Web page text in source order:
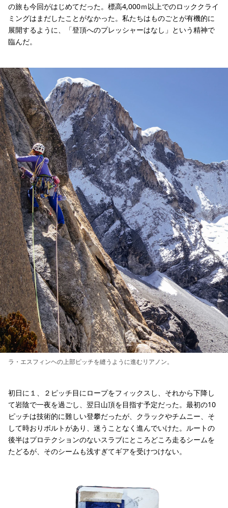
の旅も今回がはじめてだった。標高4,000ｍ以上でのロッククライ
ミングはまだしたことがなかった。私たちはものごとが有機的に
展開するように、「登頂へのプレッシャーはなし」という精神で
臨んだ。
ラ・エスフィンヘの上部ピッチを縫うように進むリアノン。
初日に１、２ピッチ目にロープをフィックスし、それから下降し
て岩陰で一夜を過ごし、翌日山頂を目指す予定だった。最初の10
ピッチは技術的に難しい登攀だったが、クラックやチムニー、そ
して時おりボルトがあり、迷うことなく進んでいけた。ルートの
後半はプロテクションのないスラブにところどころ走るシームを
たどるが、そのシームも浅すぎてギアを受けつけない。